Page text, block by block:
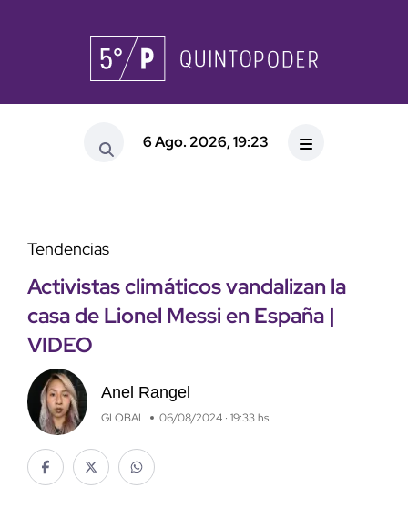
6 Ago. 2026, 19:23
Tendencias
Activistas climáticos vandalizan la
casa de Lionel Messi en España |
VIDEO
Anel Rangel
GLOBAL 06/08/2024 · 19:33 hs